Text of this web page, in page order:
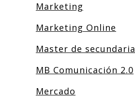
Marketing
Marketing Online
Master de secundaria
MB Comunicación 2.0
Mercado